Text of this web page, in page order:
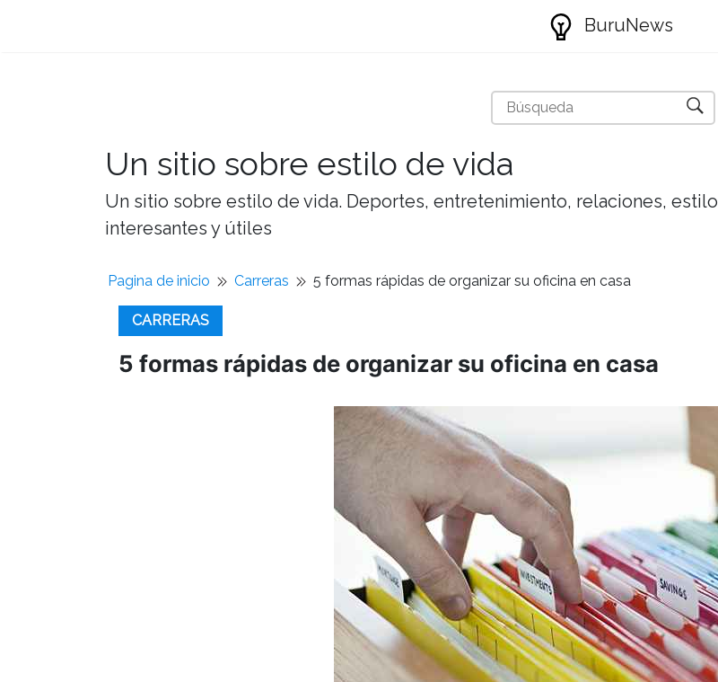
BuruNews
Un sitio sobre estilo de vida
Un sitio sobre estilo de vida. Deportes, entretenimiento, relaciones,
interesantes y útiles
Pagina de inicio Carreras 5 formas rápidas de organizar su oficina en casa
CARRERAS
5 formas rápidas de organizar su oficina en casa